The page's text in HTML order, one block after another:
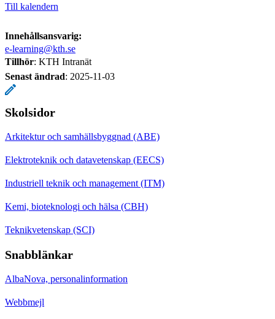
Till kalendern
Innehållsansvarig:
e-learning@kth.se
Tillhör: KTH Intranät
Senast ändrad: 2025-11-03
Skolsidor
Arkitektur och samhällsbyggnad (ABE)
Elektroteknik och datavetenskap (EECS)
Industriell teknik och management (ITM)
Kemi, bioteknologi och hälsa (CBH)
Teknikvetenskap (SCI)
Snabblänkar
AlbaNova, personalinformation
Webbmejl